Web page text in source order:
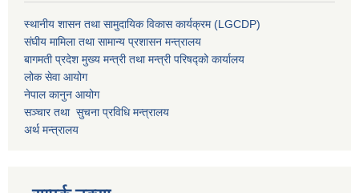
स्थानीय शासन तथा सामुदायिक विकास कार्यक्रम (LGCDP)
संघीय मामिला तथा सामान्य प्रशासन मन्त्रालय
बागमती प्रदेश मुख्य मन्त्री तथा मन्त्री परिषद्को कार्यालय
लोक सेवा आयोग
नेपाल कानुन आयोग
सञ्चार तथा सुचना प्रविधि मन्त्रालय
अर्थ मन्त्रालय